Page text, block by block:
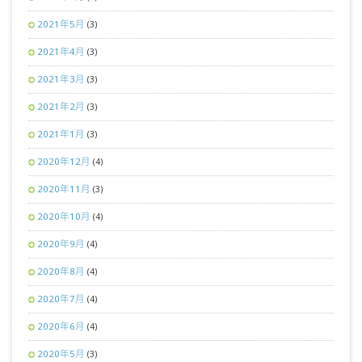
2021年5月 (3)
2021年4月 (3)
2021年3月 (3)
2021年2月 (3)
2021年1月 (3)
2020年12月 (4)
2020年11月 (3)
2020年10月 (4)
2020年9月 (4)
2020年8月 (4)
2020年7月 (4)
2020年6月 (4)
2020年5月 (3)